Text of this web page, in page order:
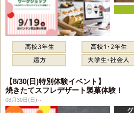
【8/30(日)特別体験イベント】
焼きたてスフレデザート製菓体験！
08月30日(日)～